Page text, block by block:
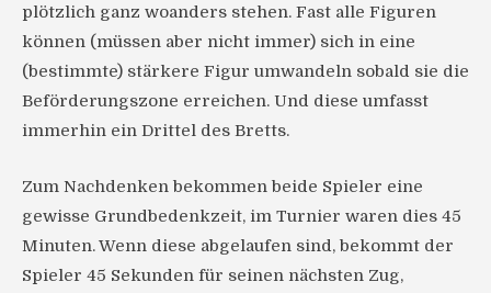
plötzlich ganz woanders stehen. Fast alle Figuren
können (müssen aber nicht immer) sich in eine
(bestimmte) stärkere Figur umwandeln sobald sie die
Beförderungszone erreichen. Und diese umfasst
immerhin ein Drittel des Bretts.
Zum Nachdenken bekommen beide Spieler eine
gewisse Grundbedenkzeit, im Turnier waren dies 45
Minuten. Wenn diese abgelaufen sind, bekommt der
Spieler 45 Sekunden für seinen nächsten Zug,